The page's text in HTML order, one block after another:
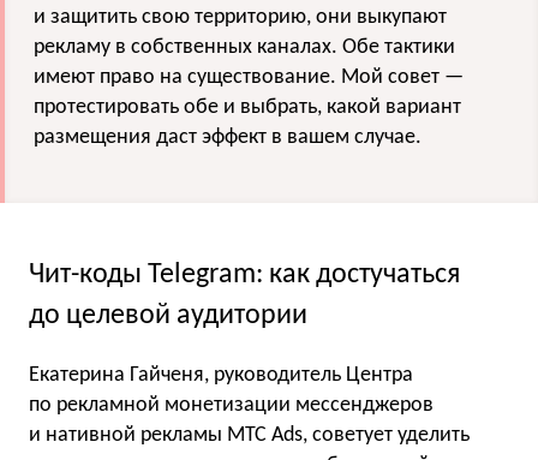
и защитить свою территорию, они выкупают
рекламу в собственных каналах. Обе тактики
имеют право на существование. Мой совет —
протестировать обе и выбрать, какой вариант
размещения даст эффект в вашем случае.
Чит-коды Telegram: как достучаться
до целевой аудитории
Екатерина Гайченя, руководитель Центра
по рекламной монетизации мессенджеров
и нативной рекламы МТС Ads, советует уделить